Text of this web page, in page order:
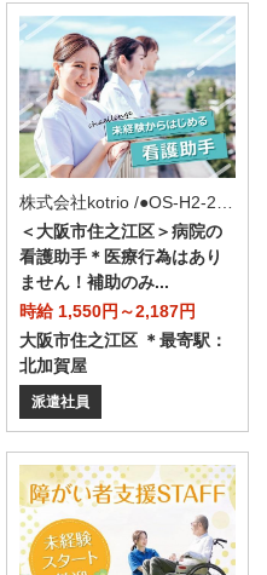
＜大阪市住之江区＞病院の
看護助手＊医療行為はあり
ません！補助のみ...
時給 1,550円～2,187円
大阪市住之江区 ＊最寄駅：
北加賀屋
派遣社員